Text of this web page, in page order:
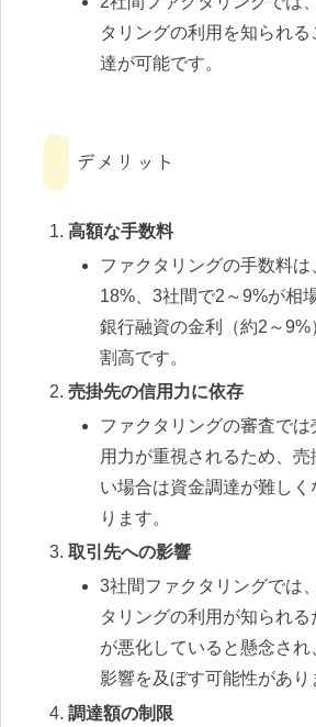
タリングの利用を知られる
達が可能です。
デメリット
高額な手数料
ファクタリングの手数料は
18%、3社間で2～9%が相
銀行融資の金利（約2～9%
割高です。
売掛先の信用力に依存
ファクタリングの審査で
用力が重視されるため、
い場合は資金調達が難しく
ります。
取引先への影響
3社間ファクタリングでは
タリングの利用が知られる
が悪化していると懸念され
影響を及ぼす可能性があり
調達額の制限